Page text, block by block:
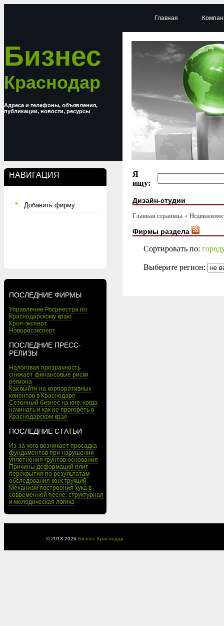
Бизнес
Краснодар
Адреса и телефоны, объявления,
публикации, новости, ресурсы
НАВИГАЦИЯ
Добавить фирму
ПОСЛЕДНИЕ ФИРМЫ
Управление Росреестра по
Краснодарскому краю
Кроп-эксперт
Новоросэксперт
ПОСЛЕДНИЕ ПРЕСС-
РЕЛИЗЫ
Налоговая прозрачность
снижает финансовые риски
региона
Как выйти на корпоративных
клиентов в Краснодаре
Сезонный бизнес на юге: когда
начинать и как не прогореть в
Краснодарском крае
ПОСЛЕДНИЕ СТАТЬИ
Из-за чего возникает просадка
фундаментов при нарушении
уплотнения грунтов основания
Причины деформаций плит
перекрытия по результатам
обследования конструкций
Механизм построения хука в
современной песне: структурная
и мелодическая логика
Главная
Я
ищу:
Дизайн-студии
Главная страница
Фирмы раздела
Сортировать по:
Выберите регион:
© 2013-2026 Бизнес Краснодар